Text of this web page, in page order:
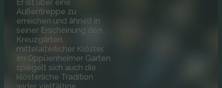
HOME
Er ist über eine
Außentreppe zu
erreichen und ähnelt in
seiner Erscheinung den
Kreuzgärten
mittelalterlicher Klöster.
Im Oppüenheimer Garten
spiegelt sich auch die
klösterliche Tradition